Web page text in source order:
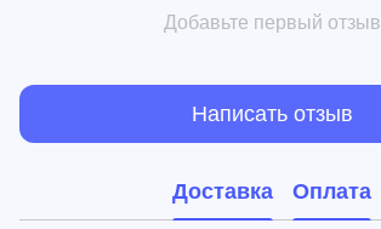
Добавьте первый отзыв
Написать отзыв
Доставка Оплата